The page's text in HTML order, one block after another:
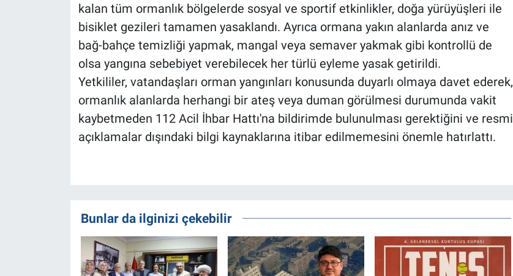
kalan tüm ormanlık bölgelerde sosyal ve sportif etkinlikler, doğa yürüyüşleri ile
bisiklet gezileri tamamen yasaklandı. Ayrıca ormana yakın alanlarda anız ve
bağ-bahçe temizliği yapmak, mangal veya semaver yakmak gibi kontrollü de
olsa yangına sebebiyet verebilecek her türlü eyleme yasak getirildi.
Yetkililer, vatandaşları orman yangınları konusunda duyarlı olmaya davet ederek,
ormanlık alanlarda herhangi bir ateş veya duman görülmesi durumunda vakit
kaybetmeden 112 Acil İhbar Hattı'na bildirimde bulunulması gerektiğini ve resmi
açıklamalar dışındaki bilgi kaynaklarına itibar edilmemesini önemle hatırlattı.
Bunlar da ilginizi çekebilir